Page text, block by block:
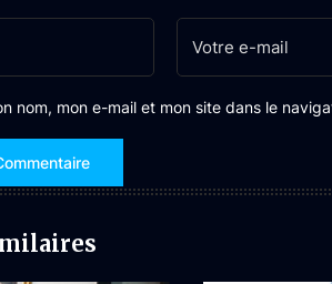
nom, mon e-mail et mon site dans le